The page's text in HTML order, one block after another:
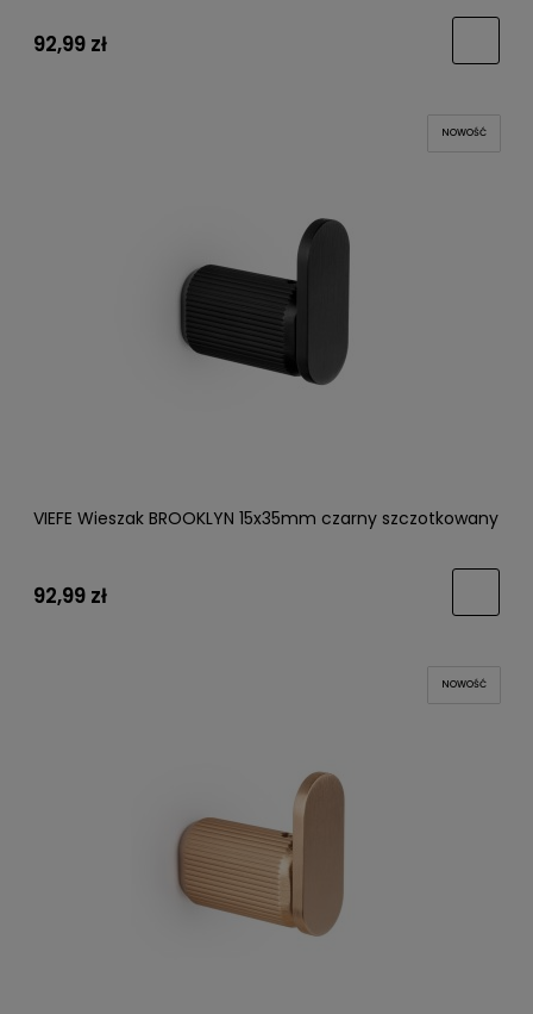
92,99 zł
VIEFE Wieszak BROOKLYN 15x35mm czarny szczotkowany
92,99 zł
NOWOŚĆ
NOWOŚĆ